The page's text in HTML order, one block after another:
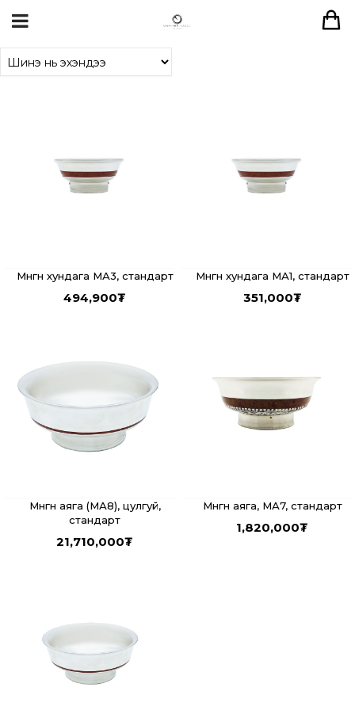
Мөнгөн хундага МА3, стандарт
494,900₮
Мөнгөн хундага МА1, стандарт
351,000₮
Мөнгөн аяга (МА8), цулгуй,
стандарт
21,710,000₮
Мөнгөн аяга, МА7, стандарт
1,820,000₮